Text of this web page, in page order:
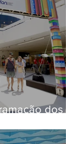
dos
quinta (13)